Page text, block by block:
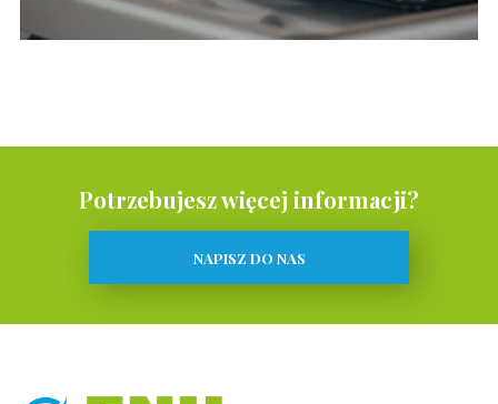
Potrzebujesz więcej informacji?
NAPISZ DO NAS